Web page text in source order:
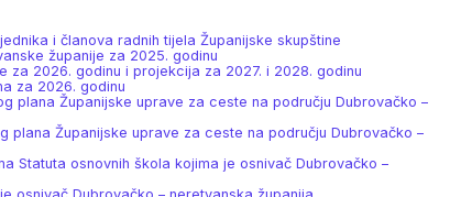
i članova radnih tijela Županijske skupštine
županije za 2025. godinu
za 2026. godinu i projekcija za 2027. i 2028. godinu
za 2026. godinu
plana Županijske uprave za ceste na području Dubrovačko –
plana Županijske uprave za ceste na području Dubrovačko –
Statuta osnovnih škola kojima je osnivač Dubrovačko –